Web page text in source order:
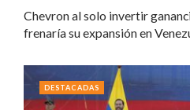
Chevron al solo invertir
frenaría su expansión en
DESTACADAS